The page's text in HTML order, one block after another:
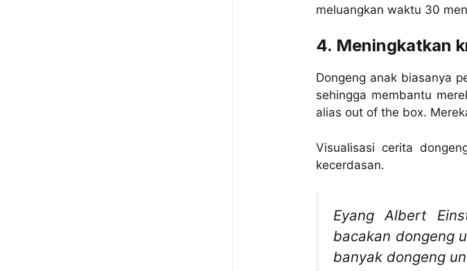
meluangkan waktu 30
4. Meningkatkan
Dongeng anak biasanya
sehingga membantu
alias out of the box.
Visualisasi cerita
kecerdasan.
Eyang Albert
bacakan dongeng
banyak dongeng